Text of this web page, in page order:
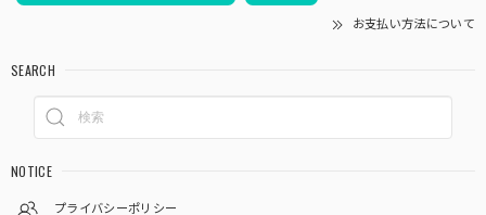
お支払い方法について
SEARCH
NOTICE
プライバシーポリシー